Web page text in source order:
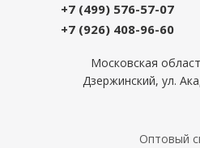
+7 (499) 576-57-07
+7 (926) 408-96-60
Московская
Дзержинский, ул.
Оптовый